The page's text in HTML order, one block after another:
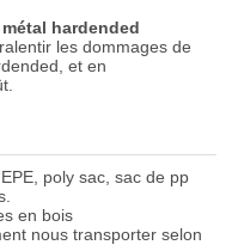
hardended
les dommages de
et en
poly sac, sac de pp
en bois
nous transporter selon